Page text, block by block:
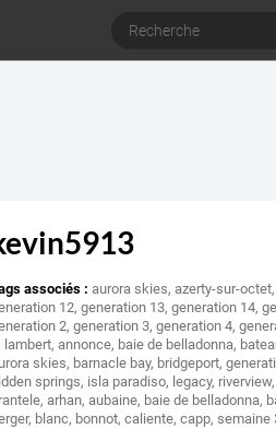
associés : aurora skies,azerty-sur-octet,
12,generation 13,generation 14,
2,generation 3,generation 4,
lambert,annonce, baie de belladonna,
skies, barnacle bay, bridgeport,
springs, isla paradiso, legacy, riverview
,arhan,aubaine, baie de belladonna,
, blanc, bonnot,caliente,capp,semaine